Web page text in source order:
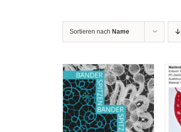
Sortieren nach Name